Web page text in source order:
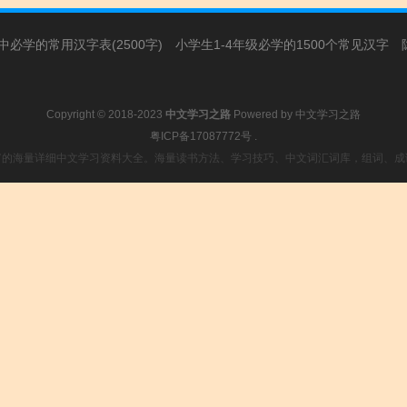
必学的常用汉字表(2500字) 小学生1-4年级必学的1500个常见汉字
Copyright © 2018-2023 中文学习之路 Powered by 中文学习之路
粤ICP备17087772号 .
的海量详细中文学习资料大全。海量读书方法、学习技巧、中文词汇词库，组词、成